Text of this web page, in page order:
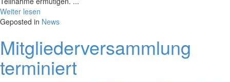
Weiter lesen
Geposted in News
Mitgliederversammlung
terminiert